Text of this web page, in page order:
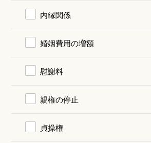
内縁関係
婚姻費用の増額
慰謝料
親権の停止
貞操権